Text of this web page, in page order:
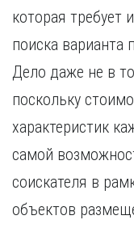
которая требует
поиска варианта
Дело даже не в
поскольку
характеристик
самой
соискателя в
объектов